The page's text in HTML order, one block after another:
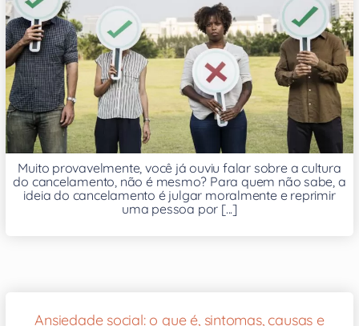
Muito provavelmente, você já ouviu falar sobre a cultura
do cancelamento, não é mesmo? Para quem não sabe, a
ideia do cancelamento é julgar moralmente e reprimir
uma pessoa por [...]
Ansiedade social: o que é, sintomas, causas e